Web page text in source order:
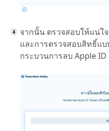
จากนั้น ตรวจสอบให้แน่ใ
และการตรวจสอบสิทธิ์แ
กระบวนการลบ Apple ID